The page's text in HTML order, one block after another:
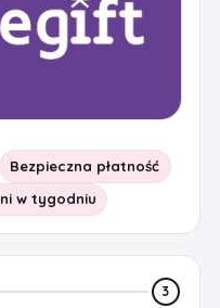
Bezpieczna płatność
w tygodniu
3